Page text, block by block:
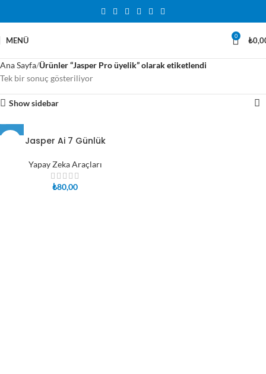
MENÜ 0 ₺
Ana Sayfa Ürünler “Jasper Pro üyelik” olarak etiketlendi
Tek bir sonuç gösteriliyor
Show sidebar
Jasper Ai 7 Günlük
Yapay Zeka Araçları
₺80,00